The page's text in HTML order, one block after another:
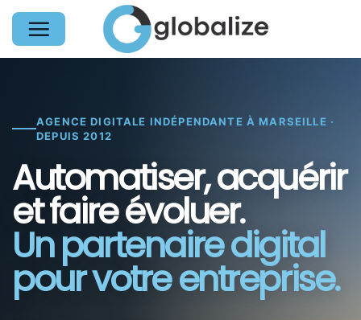
Passer
contenu
AGENCE DIGITALE INDÉPENDANTE À MARSEILLE ·
DEPUIS 2012
Automatiser, acquérir
et faire évoluer.
Un partenaire digital
pour votre entreprise.